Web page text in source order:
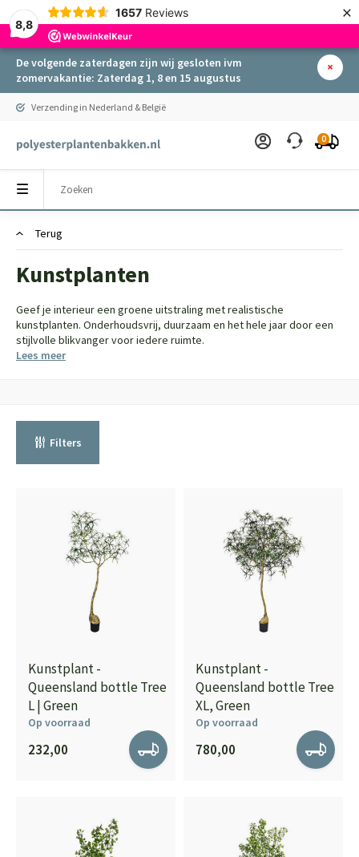
8,8
1657 Reviews ×
De volgende zaterdagen zijn wij gesloten ivm
zomervakantie: Zaterdag 1, 8 en 15 augustus
Verzending in Nederland & België
0
Terug
Kunstplanten
Geef je interieur een groene uitstraling met realistische
kunstplanten. Onderhoudsvrij, duurzaam en het hele jaar door een
stijlvolle blikvanger voor iedere ruimte.
Lees meer
Filters
Kunstplant -
Queensland bottle Tree
L | Green
Op voorraad
232,00
Kunstplant -
Queensland bottle Tree
XL, Green
Op voorraad
780,00